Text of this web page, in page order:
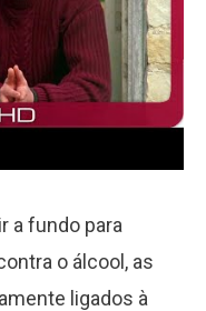
a fundo para
o álcool, as
ligados à